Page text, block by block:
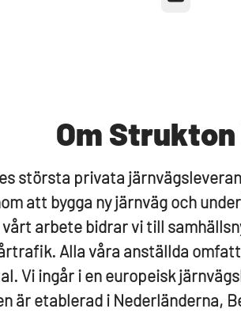
Om Strukton
största privata
att bygga ny järnväg och
vårt arbete bidrar vi till
Alla våra anställda
Vi ingår i en europeisk
är etablerad i Nederländerna,